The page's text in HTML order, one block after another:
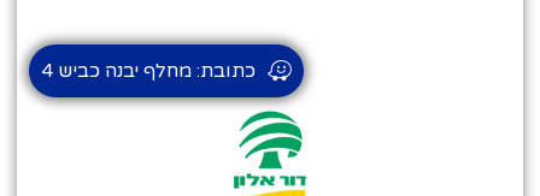
כתובת: מחלף יבנה כביש 4